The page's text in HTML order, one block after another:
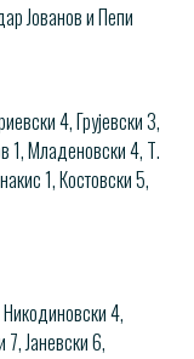
Јованов и Пепи
4, Грујевски 3,
1, Младеновски 4, Т.
1, Костовски 5,
4,
Јаневски 6,